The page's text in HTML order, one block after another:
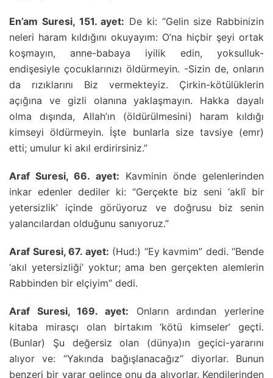
En’am Suresi, 151. ayet: De ki: “Gelin size Rabbinizin
neleri haram kıldığını okuyayım: O’na hiçbir şeyi ortak
koşmayın, anne-babaya iyilik edin, yoksulluk-
endişesiyle çocuklarınızı öldürmeyin. -Sizin de, onların
da rızıklarını Biz vermekteyiz. Çirkin-kötülüklerin
açığına ve gizli olanına yaklaşmayın. Hakka dayalı
olma dışında, Allah’ın (öldürülmesini) haram kıldığı
kimseyi öldürmeyin. İşte bunlarla size tavsiye (emr)
etti; umulur ki akıl erdirirsiniz.”
Araf Suresi, 66. ayet: Kavminin önde gelenlerinden
inkar edenler dediler ki: “Gerçekte biz seni ‘aklî bir
yetersizlik’ içinde görüyoruz ve doğrusu biz senin
yalancılardan olduğunu sanıyoruz.”
Araf Suresi, 67. ayet: (Hud:) “Ey kavmim” dedi. “Bende
‘akıl yetersizliği’ yoktur; ama ben gerçekten alemlerin
Rabbinden bir elçiyim” dedi.
Araf Suresi, 169. ayet: Onların ardından yerlerine
kitaba mirasçı olan birtakım ‘kötü kimseler’ geçti.
(Bunlar) Şu değersiz olan (dünya)ın geçici-yararını
alıyor ve: “Yakında bağışlanacağız” diyorlar. Bunun
benzeri bir yarar gelince onu da alıyorlar. Kendilerinden